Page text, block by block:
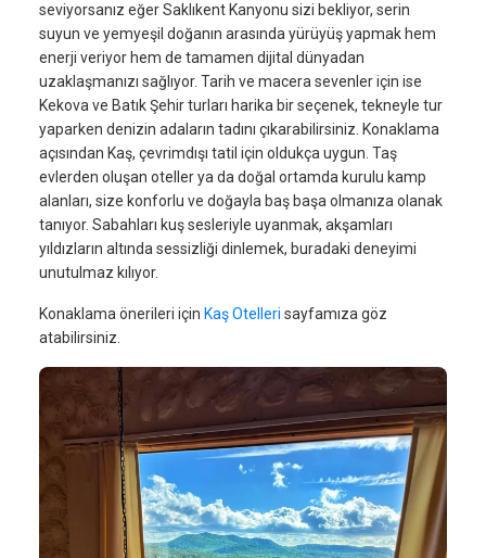
seviyorsanız eğer Saklıkent Kanyonu sizi bekliyor, serin
suyun ve yemyeşil doğanın arasında yürüyüş yapmak hem
enerji veriyor hem de tamamen dijital dünyadan
uzaklaşmanızı sağlıyor. Tarih ve macera sevenler için ise
Kekova ve Batık Şehir turları harika bir seçenek, tekneyle tur
yaparken denizin adaların tadını çıkarabilirsiniz. Konaklama
açısından Kaş, çevrimdışı tatil için oldukça uygun. Taş
evlerden oluşan oteller ya da doğal ortamda kurulu kamp
alanları, size konforlu ve doğayla baş başa olmanıza olanak
tanıyor. Sabahları kuş sesleriyle uyanmak, akşamları
yıldızların altında sessizliği dinlemek, buradaki deneyimi
unutulmaz kılıyor.
Konaklama önerileri için Kaş Otelleri sayfamıza göz
atabilirsiniz.